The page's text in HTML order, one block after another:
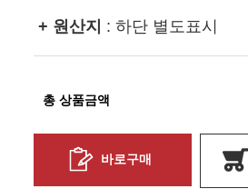
+ 원산지 : 하단 별도표시
총 상품금액
바로구매